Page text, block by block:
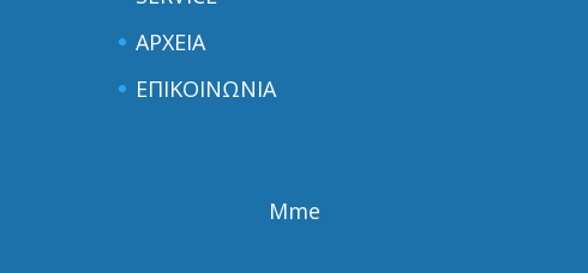
ΑΡΧΕΙΑ
ΕΠΙΚΟΙΝΩΝΙΑ